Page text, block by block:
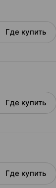
Где купить
Где купить
Где купить